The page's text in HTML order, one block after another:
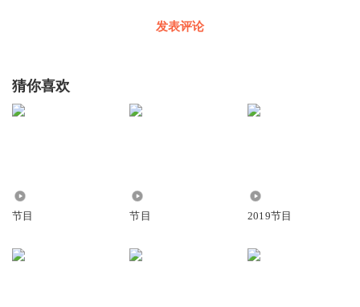
发表评论
猜你喜欢
节目 节目 2019节目